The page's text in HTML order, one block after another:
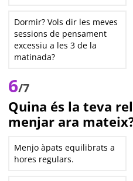
Dormir? Vols dir les meves
sessions de pensament
excessiu a les 3 de la
matinada?
6/7
Quina és la teva
menjar ara
Menjo àpats equilibrats a
hores regulars.